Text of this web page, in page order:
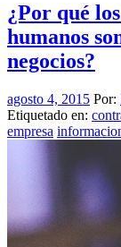
¿Por qué
humanos
negocios?
agosto 4, 2015 Por:
Etiquetado en:
empresa